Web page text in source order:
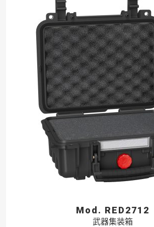
Mod. RED2712
武器集装箱